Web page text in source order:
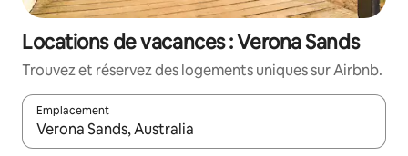
Locations de vacances : Verona Sands
Trouvez et réservez des logements uniques sur Airbnb.
Emplacement
Quand les résultats sont affichés, parcourez-les en utilisant